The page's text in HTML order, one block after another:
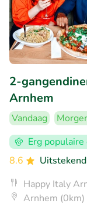
2-
Arnhem
Vandaag
Erg populaire
8.6
Uitstekend
Happy Italy
Arnhem (0km)